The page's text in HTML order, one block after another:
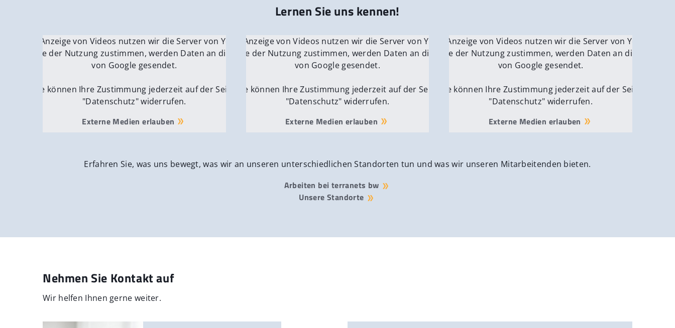
Lernen Sie uns kennen!
Für die Anzeige von Videos nutzen wir die Server von YouTube.
Wenn Sie der Nutzung zustimmen, werden Daten an die Server
von Google gesendet.
Sie können Ihre Zustimmung jederzeit auf der Seite
"Datenschutz" widerrufen.
Externe Medien erlauben
Für die Anzeige von Videos nutzen wir die Server von YouTube.
Wenn Sie der Nutzung zustimmen, werden Daten an die Server
von Google gesendet.
Sie können Ihre Zustimmung jederzeit auf der Seite
"Datenschutz" widerrufen.
Externe Medien erlauben
Für die Anzeige von Videos nutzen wir die Server von YouTube.
Wenn Sie der Nutzung zustimmen, werden Daten an die Server
von Google gesendet.
Sie können Ihre Zustimmung jederzeit auf der Seite
"Datenschutz" widerrufen.
Externe Medien erlauben
Erfahren Sie, was uns bewegt, was wir an unseren unterschiedlichen Standorten tun und was wir unseren Mitarbeitenden bieten.
Arbeiten bei terranets bw
Unsere Standorte
Nehmen Sie Kontakt auf
Wir helfen Ihnen gerne weiter.